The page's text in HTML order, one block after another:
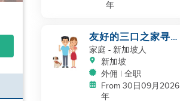
年
友好的三口之家寻找
帮手
家庭 - 新加坡人
新加坡
外佣 | 全职
From 30日09月2026
年